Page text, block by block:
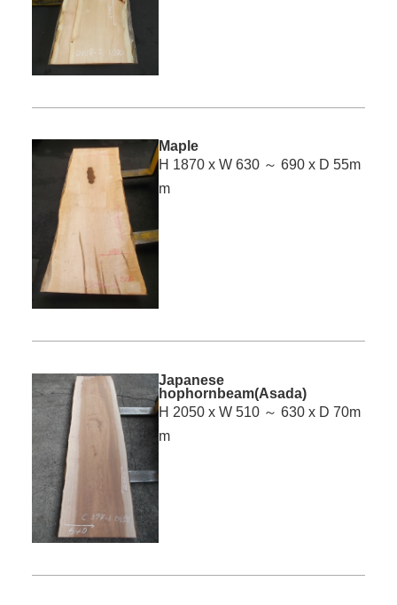
Maple
H 1870 x W 630 ～ 690 x D 55m
m
Japanese
hophornbeam(Asada)
H 2050 x W 510 ～ 630 x D 70m
m